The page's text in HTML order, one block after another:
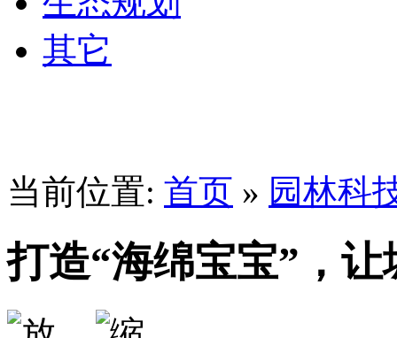
其它
当前位置: 首页 » 园林科
打造“海绵宝宝”，